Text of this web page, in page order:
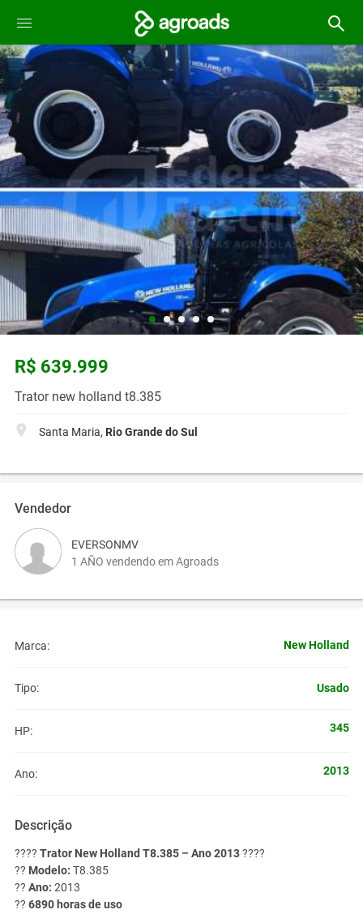
R$ 639.999
Trator new holland t8.385
Santa Maria, Rio Grande do Sul
Vendedor
EVERSONMV
1 AÑO vendendo em Agroads
Marca: New Holland
Tipo: Usado
HP: 345
Ano: 2013
Descrição
???? Trator New Holland T8.385 – Ano 2013????
?? Modelo: T8.385
?? Ano: 2013
?? 6890 horas de uso